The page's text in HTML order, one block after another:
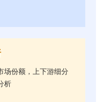
场份额，上下游细分
析